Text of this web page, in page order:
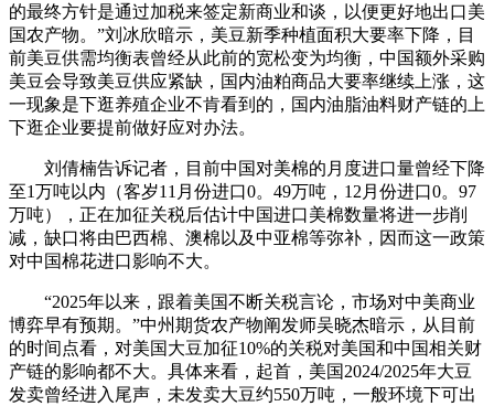
的最终方针是通过加税来签定新商业和谈，以便更好地出口美
国农产物。”刘冰欣暗示，美豆新季种植面积大要率下降，目
前美豆供需均衡表曾经从此前的宽松变为均衡，中国额外采购
美豆会导致美豆供应紧缺，国内油粕商品大要率继续上涨，这
一现象是下逛养殖企业不肯看到的，国内油脂油料财产链的上
下逛企业要提前做好应对办法。
刘倩楠告诉记者，目前中国对美棉的月度进口量曾经下降
至1万吨以内（客岁11月份进口0。49万吨，12月份进口0。97
万吨），正在加征关税后估计中国进口美棉数量将进一步削
减，缺口将由巴西棉、澳棉以及中亚棉等弥补，因而这一政策
对中国棉花进口影响不大。
“2025年以来，跟着美国不断关税言论，市场对中美商业
博弈早有预期。”中州期货农产物阐发师吴晓杰暗示，从目前
的时间点看，对美国大豆加征10%的关税对美国和中国相关财
产链的影响都不大。具体来看，起首，美国2024/2025年大豆
发卖曾经进入尾声，未发卖大豆约550万吨，一般环境下可出